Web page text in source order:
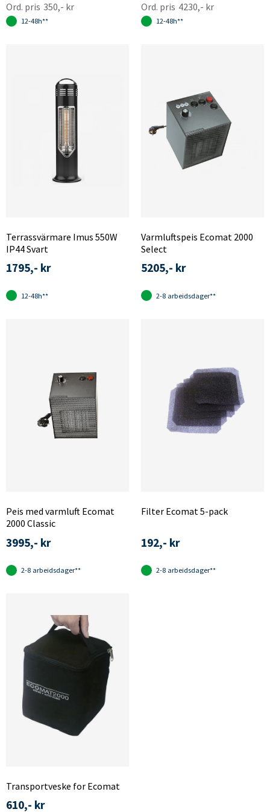
350,- kr
12-48h**
4230,- kr
12-48h**
Terrassvärmare Imus 550W
IP44 Svart
1795,- kr
12-48h**
Varmluftspeis Ecomat 2000
Select
5205,- kr
2-8 arbeidsdager**
Peis med varmluft Ecomat
2000 Classic
3995,- kr
2-8 arbeidsdager**
Filter Ecomat 5-pack
192,- kr
2-8 arbeidsdager**
Transportveske for Ecomat
610,- kr